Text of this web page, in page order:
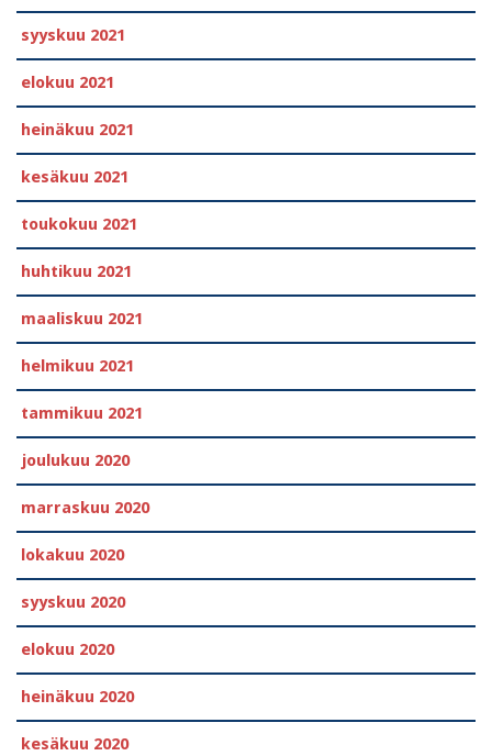
syyskuu 2021
elokuu 2021
heinäkuu 2021
kesäkuu 2021
toukokuu 2021
huhtikuu 2021
maaliskuu 2021
helmikuu 2021
tammikuu 2021
joulukuu 2020
marraskuu 2020
lokakuu 2020
syyskuu 2020
elokuu 2020
heinäkuu 2020
kesäkuu 2020